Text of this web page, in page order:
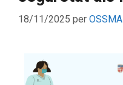
18/11/2025 per OSSMA